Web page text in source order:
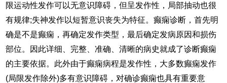
限运动性发作可以无意识障碍，但呈发作性，局部抽动也很
有规律;失神发作以短暂意识丧失为特征。癫痫诊断，首先明
确是不是癫痫，再确定发作类型，最后确定发病原因和损伤
部位。因此详细、完整、准确、清晰的病史就成了诊断癫痫
的主要依据。此外由于癫痫病程是发作性，大多数癫痫发作
(局限发作除外)多有意识障碍，对确诊癫痫也具有重要意